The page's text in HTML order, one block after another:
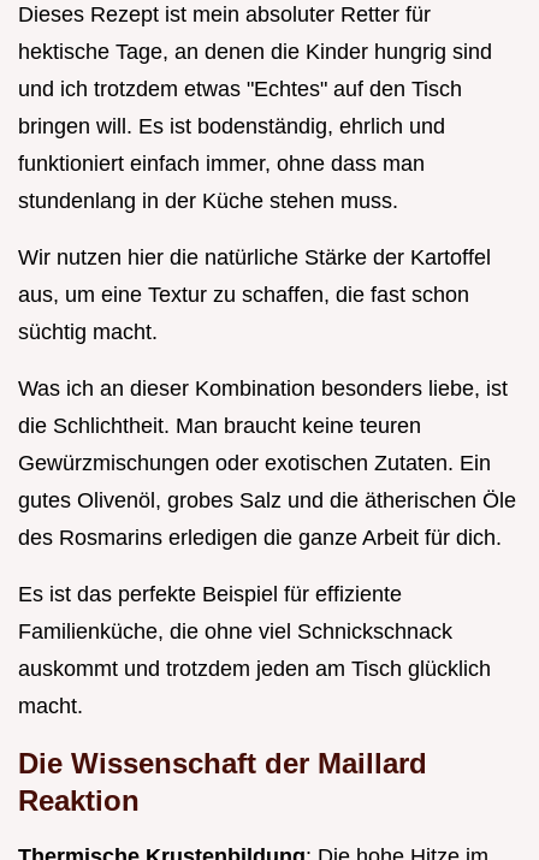
Dieses Rezept ist mein absoluter Retter für
hektische Tage, an denen die Kinder hungrig sind
und ich trotzdem etwas "Echtes" auf den Tisch
bringen will. Es ist bodenständig, ehrlich und
funktioniert einfach immer, ohne dass man
stundenlang in der Küche stehen muss.
Wir nutzen hier die natürliche Stärke der Kartoffel
aus, um eine Textur zu schaffen, die fast schon
süchtig macht.
Was ich an dieser Kombination besonders liebe, ist
die Schlichtheit. Man braucht keine teuren
Gewürzmischungen oder exotischen Zutaten. Ein
gutes Olivenöl, grobes Salz und die ätherischen Öle
des Rosmarins erledigen die ganze Arbeit für dich.
Es ist das perfekte Beispiel für effiziente
Familienküche, die ohne viel Schnickschnack
auskommt und trotzdem jeden am Tisch glücklich
macht.
Die Wissenschaft der Maillard
Reaktion